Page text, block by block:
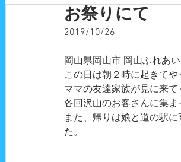
お祭りにて
2019/10/26
岡山県岡山市 岡山ふれあ
この日は朝２時に起きてや
ママの友達家族が見に来
各回沢山のお客さんに集
また、帰りは娘と道の駅
た。